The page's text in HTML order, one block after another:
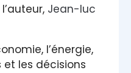
Jean-luc
l’énergie,
et les décisions